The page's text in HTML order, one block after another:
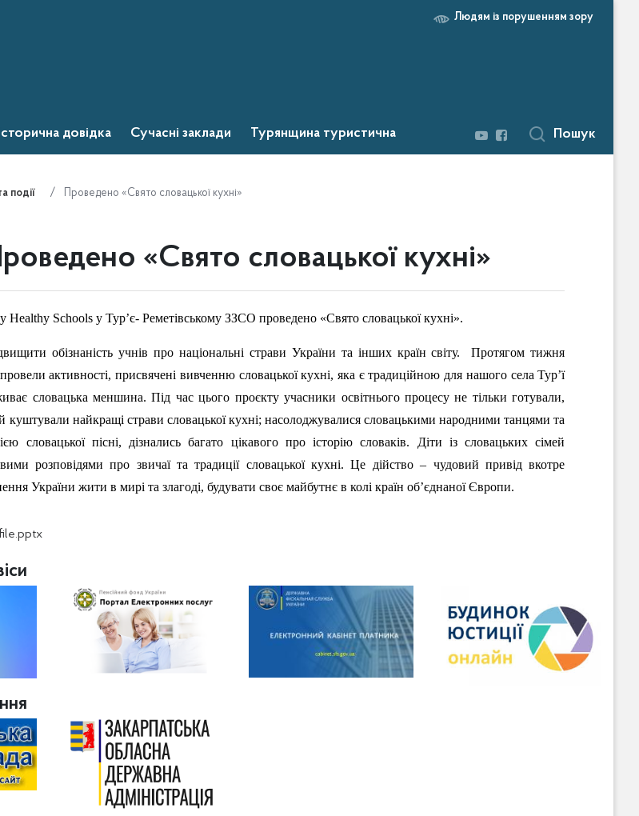
Людям із порушенням зору
довідка Сучасні заклади Турянщина туристична Пошук
події Проведено «Свято словацької кухні»
«Свято словацької кухні»
Healthy Schools у Тур’є- Реметівському ЗЗСО проведено «Свято словацької кухні».
обізнаність учнів про національні страви України та інших країн світу. Протягом тижня
активності, присвячені вивченню словацької кухні, яка є традиційною для нашого села Тур’ї
словацька меншина. Під час цього проєкту учасники освітнього процесу не тільки готували,
куштували найкращі страви словацької кухні; насолоджувалися словацькими народними танцями та
словацької пісні, дізнались багато цікавого про історію словаків. Діти із словацьких сімей
розповідями про звичаї та традиції словацької кухні. Це дійство – чудовий привід вкотре
України жити в мирі та злагоді, будувати своє майбутнє в колі країн об’єднаної Європи.